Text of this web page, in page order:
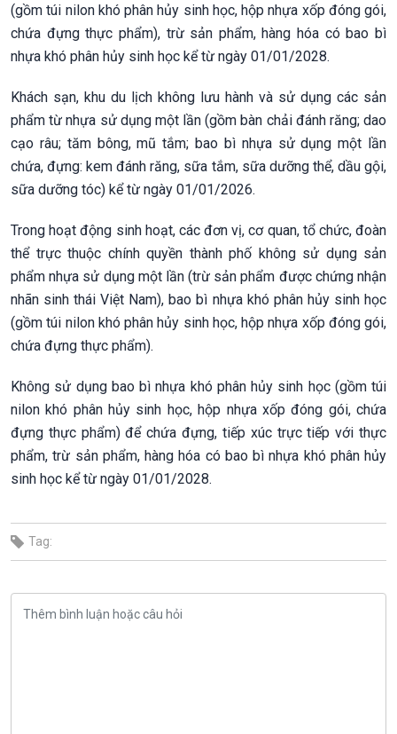
(gồm túi nilon khó phân hủy sinh học, hộp nhựa xốp đóng gói,
chứa đựng thực phẩm), trừ sản phẩm, hàng hóa có bao bì
nhựa khó phân hủy sinh học kể từ ngày 01/01/2028.
Khách sạn, khu du lịch không lưu hành và sử dụng các sản
phẩm từ nhựa sử dụng một lần (gồm bàn chải đánh răng; dao
cạo râu; tăm bông, mũ tắm; bao bì nhựa sử dụng một lần
chứa, đựng: kem đánh răng, sữa tắm, sữa dưỡng thể, dầu gội,
sữa dưỡng tóc) kể từ ngày 01/01/2026.
Trong hoạt động sinh hoạt, các đơn vị, cơ quan, tổ chức, đoàn
thể trực thuộc chính quyền thành phố không sử dụng sản
phẩm nhựa sử dụng một lần (trừ sản phẩm được chứng nhận
nhãn sinh thái Việt Nam), bao bì nhựa khó phân hủy sinh học
(gồm túi nilon khó phân hủy sinh học, hộp nhựa xốp đóng gói,
chứa đựng thực phẩm).
Không sử dụng bao bì nhựa khó phân hủy sinh học (gồm túi
nilon khó phân hủy sinh học, hộp nhựa xốp đóng gói, chứa
đựng thực phẩm) để chứa đựng, tiếp xúc trực tiếp với thực
phẩm, trừ sản phẩm, hàng hóa có bao bì nhựa khó phân hủy
sinh học kể từ ngày 01/01/2028.
Tag: